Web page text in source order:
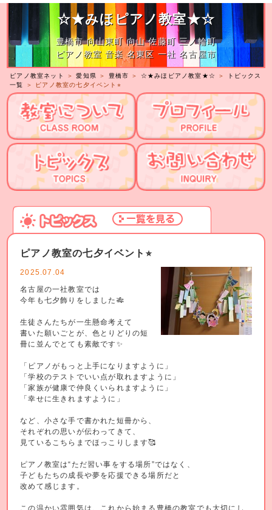
☆★みほピアノ教室★☆
豊橋市 向山東町 向山 佐藤町 三ノ輪町
ピアノ教室 音楽 名東区 一社 名古屋市
ピアノ教室ネット ＞愛知県 ＞ 豊橋市 ＞ ☆★みほピアノ教室★☆ ＞
トピックス
一覧
＞ ピアノ教室の七夕イベント⭐︎
ピアノ教室の七夕イベント⭐︎
2025.07.04
名古屋の一社教室では
今年も七夕飾りをしました🎋
生徒さんたちが一生懸命考えて
書いた願いごとが、色とりどりの短
冊に並んでとても素敵です✨
「ピアノがもっと上手になりますように」
「学校のテストでいい点が取れますように」
「家族が健康で仲良くいられますように」
「幸せに生きれますように」
など、小さな手で書かれた短冊から、
それぞれの思いが伝わってきて、
見ているこちらまでほっこりします🥰
ピアノ教室は“ただ習い事をする場所”ではなく、
子どもたちの成長や夢を応援できる場所だと
改めて感じます。
この温かい雰囲気は、これから始まる豊橋の教室でも大切にし